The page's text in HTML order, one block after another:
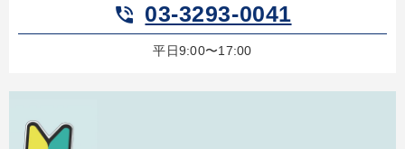
phone_in_talk 03-3293-0041
平日9:00〜17:00